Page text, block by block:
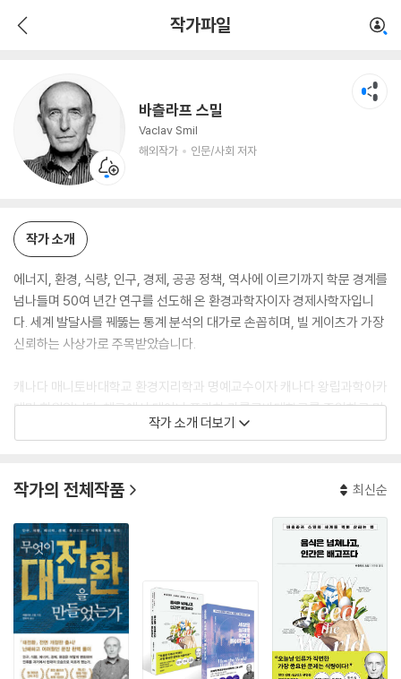
작가파일
바츨라프 스밀
Vaclav Smil
해외작가
인문/사회 저자
인문/사회 저자
작가 소개
에너지, 환경, 식량, 인구, 경제, 공공 정책, 역사에 이르기까지 학문 경계를
넘나들며 50여 년간 연구를 선도해 온 환경과학자이자 경제사학자입니
다. 세계 발달사를 꿰뚫는 통계 분석의 대가로 손꼽히며, 빌 게이츠가 가장
신뢰하는 사상가로 주목받았습니다.
캐나다 매니토바대학교 환경지리학과 명예교수이자 캐나다 왕립과학아카
데미 회원입니다. 체코에서 태어나 프라하 카를로바대학교를 졸업하고 미
국 펜실베이니아주립대학교에서 박사학위를 받았습니다. 유럽연합을 비
미국과학진흥회(AAAS)의 '과학기술의 대중이해상'을 받았습니다. 2010
년 미국 외교 전문지 포린폴리시가 발표한 '세계적 사상가 100인'에 선정
되었고, 2013년 캐나다에서 민간인이 받을 수 있는 최고 훈장인 캐니다훈
장을 받았으며, 2015년 OPEC 연구상(OPEC Award for Research)을
수상했습니다.
에너지 기술 혁신이 인류 문명과 생태계에 미치는 영향 등 에너지와 환경,
현대 세계의 실상을 사실 기반의 명확한 데이터와 객관적 통계로 밝히는
거시적 관점의 책을 집필해왔습니다. 저서로는 『인벤션』, 『몸식은 넘쳐나
작가 소개 더보기
작가의 전체작품 최신순